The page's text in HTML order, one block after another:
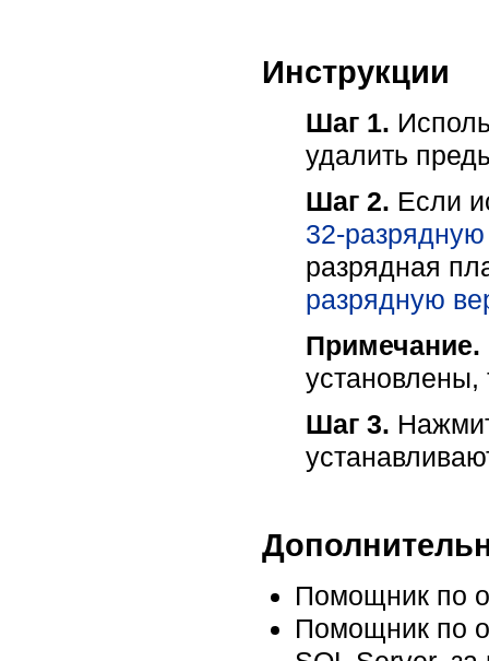
Инструкции
Шаг 1.
удалить
Шаг 2. Если
32-
разрядная
разрядную
Примечание.
Шаг 3.
Помощник по
Помощник по